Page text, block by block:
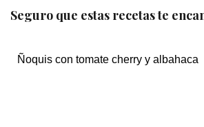
Seguro que estas recetas te
Ñoquis con tomate cherry y albahaca